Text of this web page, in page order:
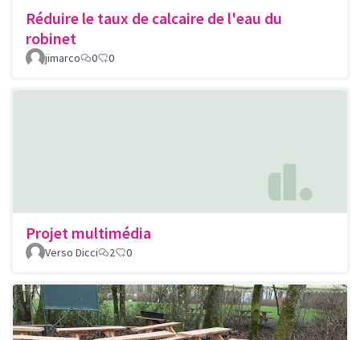
Réduire le taux de calcaire de l'eau du
robinet
jimarco 0 0
Projet multimédia
Verso Dicci 2 0